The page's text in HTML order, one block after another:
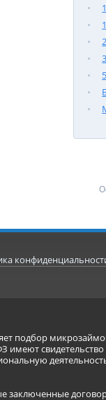
подбор
свидетельство
заключенные